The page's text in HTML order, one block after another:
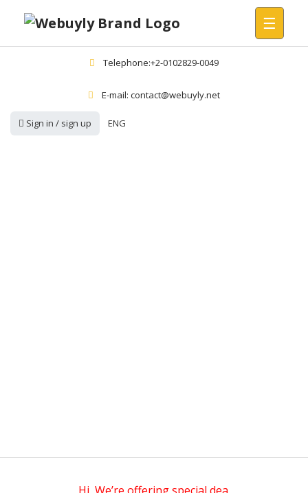
☰
Telephone:+2-0102829-0049
E-mail: contact@webuyly.net
Sign in / sign up ENG